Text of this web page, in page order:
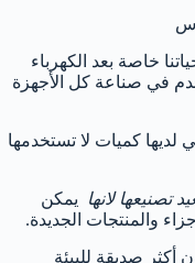
خاصة بعد الكهرباء
في صناعة كل الأجهزة
كميات لا تستخدمها
تصنيعها لانها
يمكن
والمنتجات الجديدة.
أكثر صديقة للبيئة